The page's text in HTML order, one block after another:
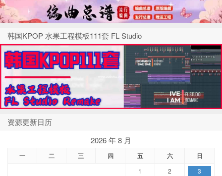
韩国KPOP 水果工程模板111套 FL Studio
资源更新日历
2026 年 8 月
一 二 三 四 五 六 日
1 2
3